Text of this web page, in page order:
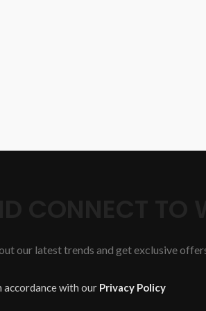
our latest trends and get exclusive
accordance with our Privacy Policy